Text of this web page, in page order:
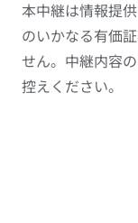
本中継は情報提
のいかなる有価
せん。中継内容
控えください。